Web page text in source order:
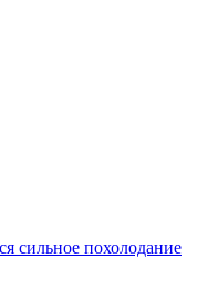
сильное похолодание